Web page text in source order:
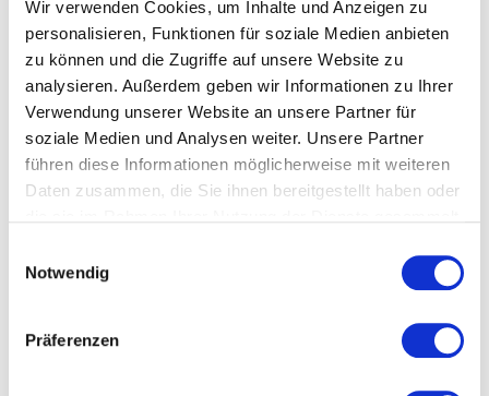
Wir verwenden Cookies, um Inhalte und Anzeigen zu
personalisieren, Funktionen für soziale Medien anbieten
zu können und die Zugriffe auf unsere Website zu
analysieren. Außerdem geben wir Informationen zu Ihrer
Verwendung unserer Website an unsere Partner für
soziale Medien und Analysen weiter. Unsere Partner
führen diese Informationen möglicherweise mit weiteren
Daten zusammen, die Sie ihnen bereitgestellt haben oder
Notwendig
Präferenzen
Ort und Anfahrt
Veranstaltet von